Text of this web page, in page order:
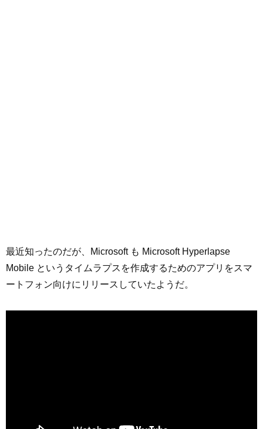
最近知ったのだが、Microsoft も Microsoft Hyperlapse
Mobile というタイムラプスを作成するためのアプリをスマ
ートフォン向けにリリースしていたようだ。